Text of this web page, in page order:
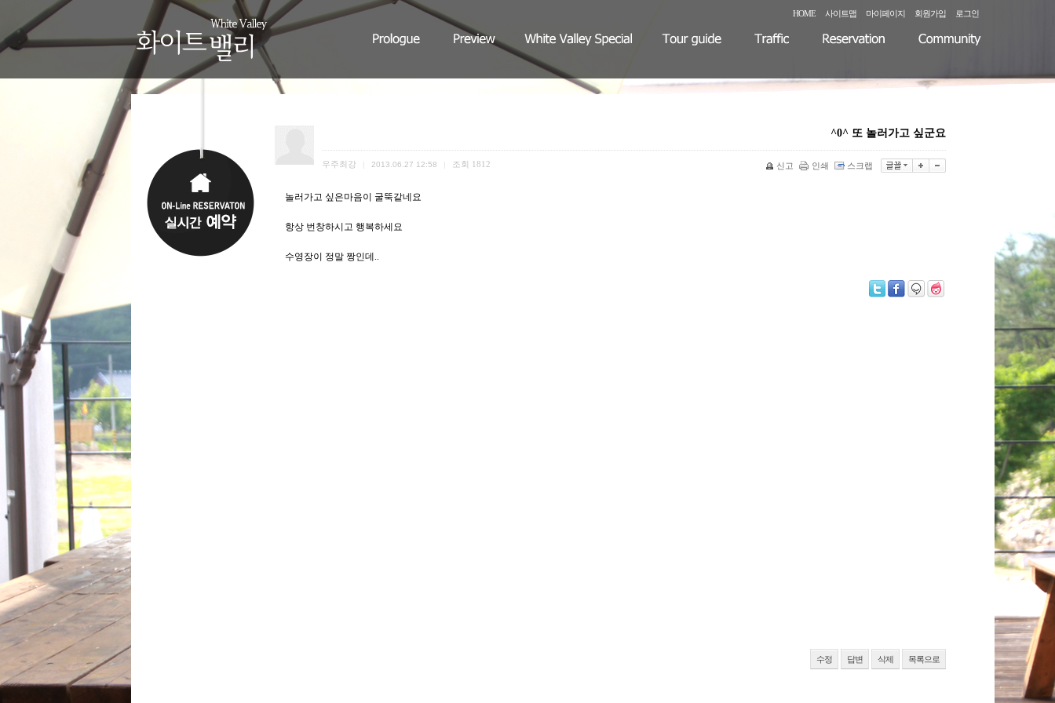
HOME 사이트맵 마이페이지 회원가입 로그인
^0^ 또 놀러가고 싶군요
우주최강 2013.06.27 12:58 조회 1812 신고 인쇄 스크랩
놀러가고 싶은마음이 굴뚝같네요
항상 번창하시고 행복하세요
수영장이 정말 짱인데..
수정 답변 삭제 목록으로